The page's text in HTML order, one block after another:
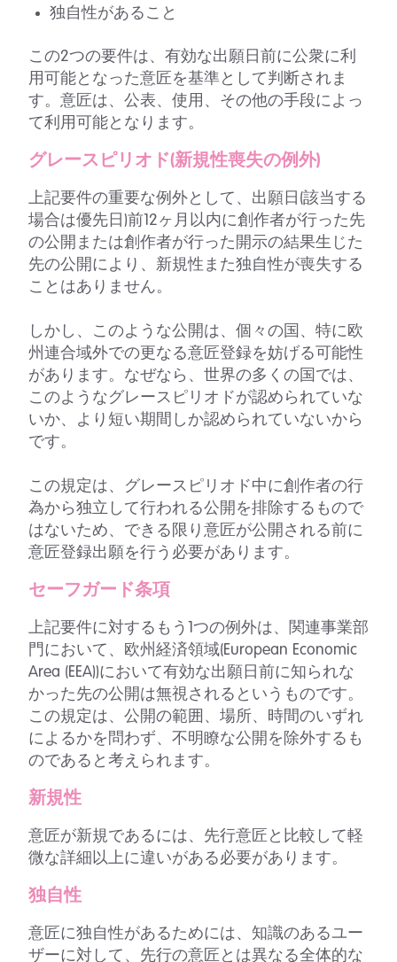
独自性があること
この2つの要件は、有効な出願日前に公衆に利
用可能となった意匠を基準として判断されま
す。意匠は、公表、使用、その他の手段によっ
て利用可能となります。
グレースピリオド(新規性喪失の例外)
上記要件の重要な例外として、出願日(該当する
場合は優先日)前12ヶ月以内に創作者が行った先
の公開または創作者が行った開示の結果生じた
先の公開により、新規性また独自性が喪失する
ことはありません。
しかし、このような公開は、個々の国、特に欧
州連合域外での更なる意匠登録を妨げる可能性
があります。なぜなら、世界の多くの国では、
このようなグレースピリオドが認められていな
いか、より短い期間しか認められていないから
です。
この規定は、グレースピリオド中に創作者の行
為から独立して行われる公開を排除するもので
はないため、できる限り意匠が公開される前に
意匠登録出願を行う必要があります。
セーフガード条項
上記要件に対するもう1つの例外は、関連事業部
門において、欧州経済領域(European Economic
Area (EEA))において有効な出願日前に知られな
かった先の公開は無視されるというものです。
この規定は、公開の範囲、場所、時間のいずれ
によるかを問わず、不明瞭な公開を除外するも
のであると考えられます。
新規性
意匠が新規であるには、先行意匠と比較して軽
微な詳細以上に違いがある必要があります。
独自性
意匠に独自性があるためには、知識のあるユー
ザーに対して、先行の意匠とは異なる全体的な